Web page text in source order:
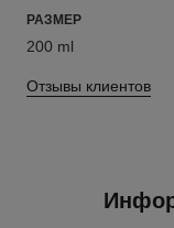
РАЗМЕР
200 ml
Отзывы клиентов